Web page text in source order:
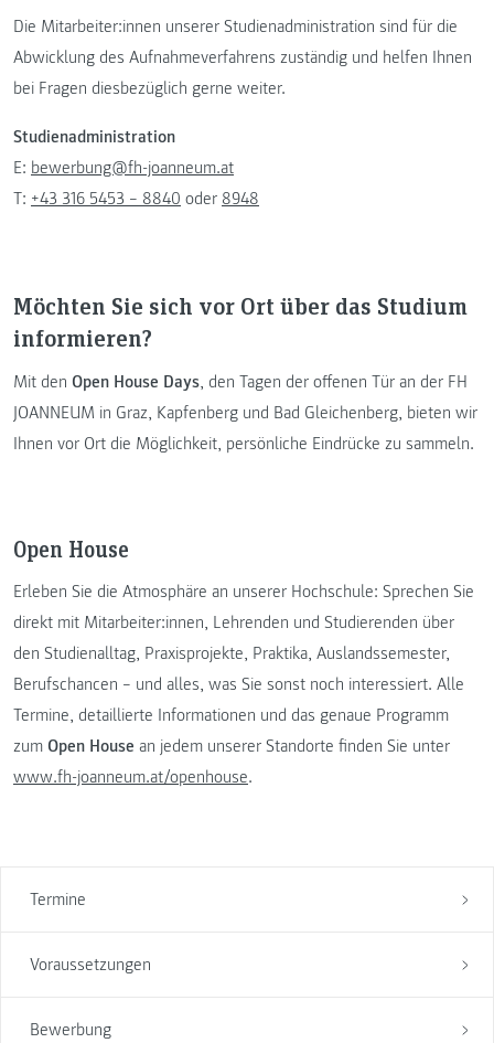
Termine
Voraussetzungen
Bewerbung
Die Mitarbeiter:innen unserer Studienadministration sind für die
Abwicklung des Aufnahmeverfahrens zuständig und helfen Ihnen
bei Fragen diesbezüglich gerne weiter.
Studienadministration
E: bewerbung@fh-joanneum.at
T: +43 316 5453 – 8840 oder 8948
Möchten Sie sich vor Ort über das Studium
informieren?
Mit den Open House Days, den Tagen der offenen Tür an der FH
JOANNEUM in Graz, Kapfenberg und Bad Gleichenberg, bieten wir
Ihnen vor Ort die Möglichkeit, persönliche Eindrücke zu sammeln.
Open House
Erleben Sie die Atmosphäre an unserer Hochschule: Sprechen Sie
direkt mit Mitarbeiter:innen, Lehrenden und Studierenden über
den Studienalltag, Praxisprojekte, Praktika, Auslandssemester,
Berufschancen – und alles, was Sie sonst noch interessiert. Alle
Termine, detaillierte Informationen und das genaue Programm
zum Open House an jedem unserer Standorte finden Sie unter
www.fh-joanneum.at/openhouse.